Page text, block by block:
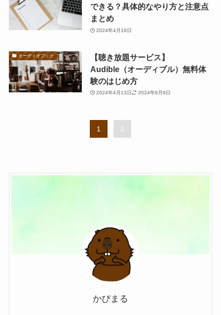
できる？具体的なやり方と注意点
まとめ
2024年4月16日
オーディオブック
【聴き放題サービス】
Audible（オーディブル）無料体
験のはじめ方
2024年4月13日 2024年8月9日
1 2
かぴまる